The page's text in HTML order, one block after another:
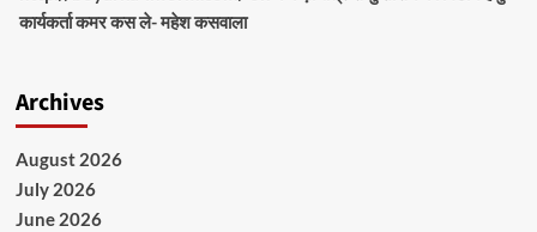
कार्यकर्ता कमर कस ले- महेश कसवाला
Archives
August 2026
July 2026
June 2026